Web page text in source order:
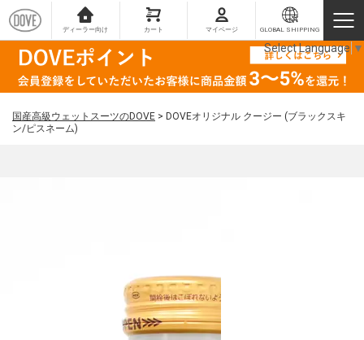
ディーラー向け カート マイページ GLOBAL SHIPPING
国産高級ウェットスーツのDOVE > DOVEオリジナル クージー (ブラックスキ
ン/ピスネーム)
Select Language ▼